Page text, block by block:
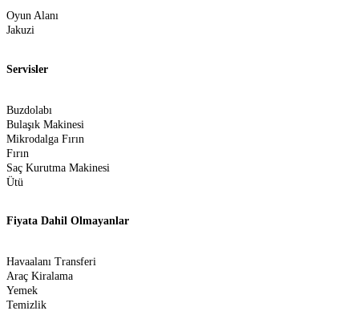
Oyun Alanı
Jakuzi
Servisler
Buzdolabı
Bulaşık Makinesi
Mikrodalga Fırın
Fırın
Saç Kurutma Makinesi
Ütü
Fiyata Dahil Olmayanlar
Havaalanı Transferi
Araç Kiralama
Yemek
Temizlik